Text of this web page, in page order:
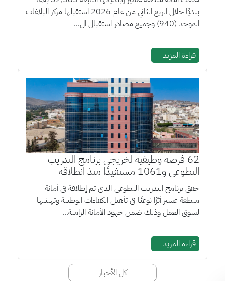
بلديًا خلال الربع الثاني من عام 2026 استقبلها مركز البلاغات
الموحد (940) وجميع مصادر استقبال ال...
قراءة المزيد
62 فرصة وظيفية لخريجي برنامج التدريب
التطوعي و1061 مستفيدًا منذ انطلاقه
حقق برنامج التدريب التطوعي الذي تم إطلاقة في أمانة
منطقة عسير أثرًا نوعيًا في تأهيل الكفاءات الوطنية وتهيئتها
لسوق العمل وذلك ضمن جهود الأمانة الرامية...
قراءة المزيد
كل الأخبار
اسأل موثوق
متوفر